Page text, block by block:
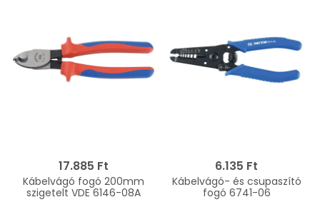
17.885 Ft
Kábelvágó fogó 200mm
szigetelt VDE 6146-08A
6.135 Ft
Kábelvágó- és csupaszító
fogó 6741-06